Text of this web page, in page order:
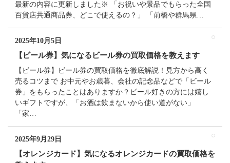
最新の内容に更新しました※ 「お祝いや景品でもらった全国
百貨店共通商品券、どこで使えるの？」 「前橋や群馬県…
2025年10月5日
【ビール券】気になるビール券の買取価格を教えます
【ビール券】ビール券の買取価格を徹底解説！見方から高く
売るコツまで お中元やお歳暮、会社の記念品などで「ビール
券」をもらったことはありますか？ビール好きの方には嬉し
いギフトですが、「お酒は飲まないから使い道がない」
「家…
2025年9月29日
【オレンジカード】気になるオレンジカードの買取価格を